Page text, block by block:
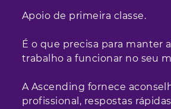
Apoio de primeira classe.
É o que precisa para manter
trabalho a funcionar no seu
A Ascending fornece
profissional, respostas